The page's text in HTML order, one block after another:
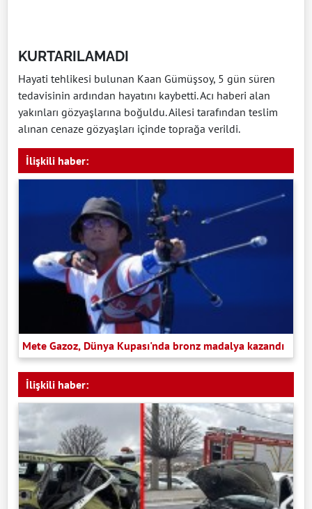
KURTARILAMADI
Hayati tehlikesi bulunan Kaan Gümüşsoy, 5 gün süren
tedavisinin ardından hayatını kaybetti. Acı haberi alan
yakınları gözyaşlarına boğuldu. Ailesi tarafından teslim
alınan cenaze gözyaşları içinde toprağa verildi.
İlişkili haber:
Mete Gazoz, Dünya Kupası'nda bronz madalya kazandı
İlişkili haber: